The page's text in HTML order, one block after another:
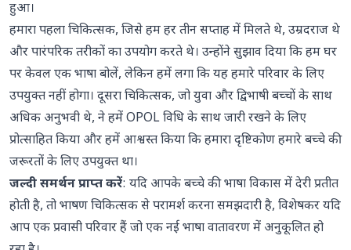
हुआ।
हमारा पहला चिकित्सक, जिसे हम हर तीन सप्ताह में मिलते थे, उम्रदराज थे
और पारंपरिक तरीकों का उपयोग करते थे। उन्होंने सुझाव दिया कि हम घर
पर केवल एक भाषा बोलें, लेकिन हमें लगा कि यह हमारे परिवार के लिए
उपयुक्त नहीं होगा। दूसरा चिकित्सक, जो युवा और द्विभाषी बच्चों के साथ
अधिक अनुभवी थे, ने हमें OPOL विधि के साथ जारी रखने के लिए
प्रोत्साहित किया और हमें आश्वस्त किया कि हमारा दृष्टिकोण हमारे बच्चे की
जरूरतों के लिए उपयुक्त था।
जल्दी समर्थन प्राप्त करें: यदि आपके बच्चे की भाषा विकास में देरी प्रतीत
होती है, तो भाषण चिकित्सक से परामर्श करना समझदारी है, विशेषकर यदि
आप एक प्रवासी परिवार हैं जो एक नई भाषा वातावरण में अनुकूलित हो